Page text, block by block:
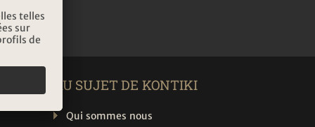
AU SUJET DE KONTIKI
Qui sommes nous